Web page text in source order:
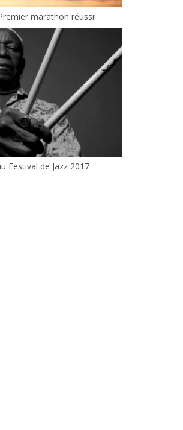
marathon réussi!
Festival de Jazz 2017